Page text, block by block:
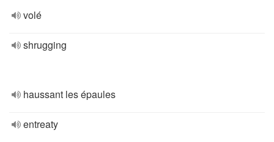
volé
shrugging
haussant les épaules
entreaty